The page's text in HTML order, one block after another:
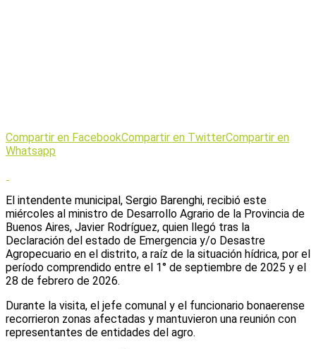
Compartir en FacebookCompartir en TwitterCompartir en
Whatsapp
El intendente municipal, Sergio Barenghi, recibió este
miércoles al ministro de Desarrollo Agrario de la Provincia de
Buenos Aires, Javier Rodríguez, quien llegó tras la
Declaración del estado de Emergencia y/o Desastre
Agropecuario en el distrito, a raíz de la situación hídrica, por el
período comprendido entre el 1° de septiembre de 2025 y el
28 de febrero de 2026.
Durante la visita, el jefe comunal y el funcionario bonaerense
recorrieron zonas afectadas y mantuvieron una reunión con
representantes de entidades del agro.